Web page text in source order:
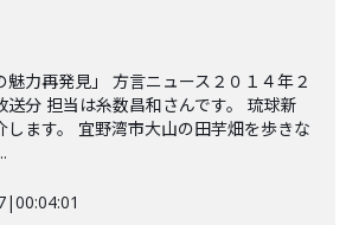
魅力再発見」 方言ニュース２０１４年２
送分 担当は糸数昌和さんです。 琉球新
します。 宜野湾市大山の田芋畑を歩きな
|00:04:01